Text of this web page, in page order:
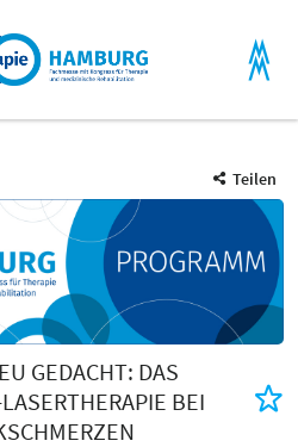
Teilen
GEDACHT: DAS
BEI